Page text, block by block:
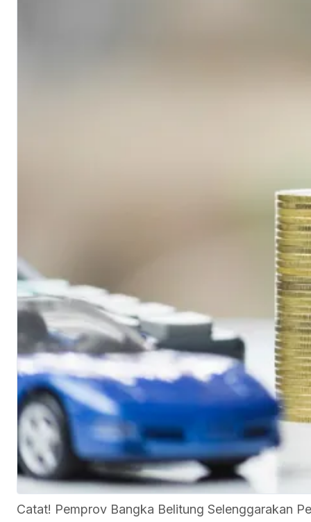
Catat! Pemprov Bangka Belitung Selenggarakan